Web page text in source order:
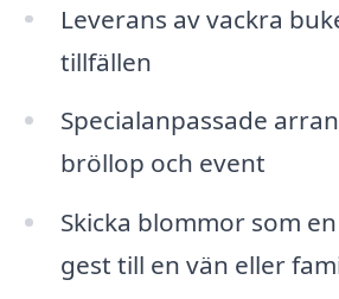
Leverans av vackra
tillfällen
Specialanpassade
bröllop och event
Skicka blommor som
gest till en vän eller